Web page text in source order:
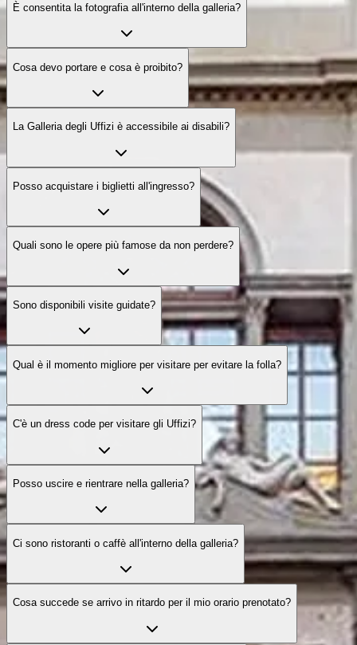
È consentita la fotografia all'interno della galleria?
Cosa devo portare e cosa è proibito?
La Galleria degli Uffizi è accessibile ai disabili?
Posso acquistare i biglietti all'ingresso?
Quali sono le opere più famose da non perdere?
Sono disponibili visite guidate?
Qual è il momento migliore per visitare per evitare la folla?
C'è un dress code per visitare gli Uffizi?
Posso uscire e rientrare nella galleria?
Ci sono ristoranti o caffè all'interno della galleria?
Cosa succede se arrivo in ritardo per il mio orario prenotato?